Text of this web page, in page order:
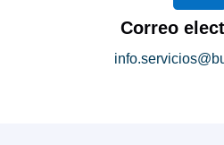
Correo